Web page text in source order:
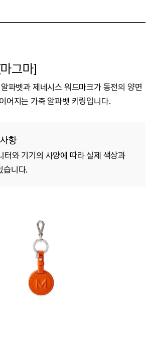
그마]
파벳과 제네시스 워드마크가 동전의 양면
어지는 가죽 알파벳 키링입니다.
항
터와 기기의 사양에 따라 실제 색상과
습니다.